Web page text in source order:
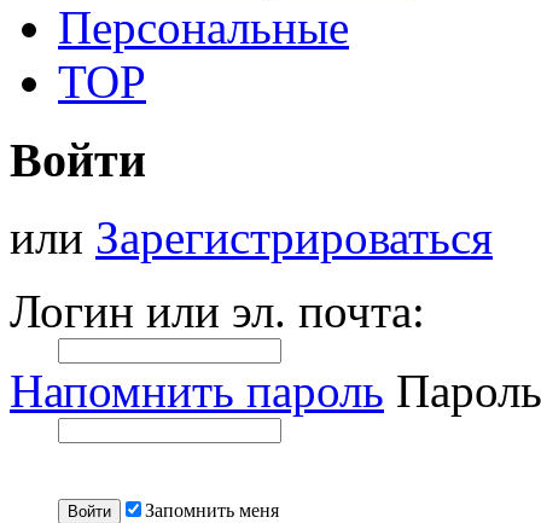
Персональные
TOP
Войти
или Зарегистрироваться
Логин или эл. почта:
Напомнить пароль
Запомнить меня